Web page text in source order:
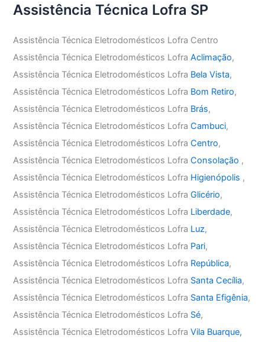
Assistência Técnica Lofra SP
Assistência Técnica Eletrodomésticos Lofra Centro
Assistência Técnica Eletrodomésticos LofraAclimação,
Assistência Técnica Eletrodomésticos Lofra Bela Vista,
Assistência Técnica Eletrodomésticos Lofra Bom Retiro,
Assistência Técnica Eletrodomésticos Lofra Brás,
Assistência Técnica Eletrodomésticos LofraCambuci,
Assistência Técnica Eletrodomésticos LofraCentro,
Assistência Técnica Eletrodomésticos LofraConsolação ,
Assistência Técnica Eletrodomésticos Lofra Higienópolis ,
Assistência Técnica Eletrodomésticos LofraGlicério,
Assistência Técnica Eletrodomésticos Lofra Liberdade,
Assistência Técnica Eletrodomésticos Lofra Luz,
Assistência Técnica Eletrodomésticos Lofra Pari,
Assistência Técnica Eletrodomésticos Lofra República,
Assistência Técnica Eletrodomésticos Lofra Santa Cecília,
Assistência Técnica Eletrodomésticos Lofra Santa Efigênia,
Assistência Técnica Eletrodomésticos Lofra Sé,
Assistência Técnica Eletrodomésticos LofraVila Buarque,